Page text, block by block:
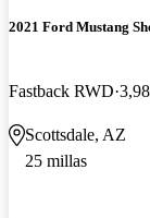
2021 Ford Mustang
Fastback RWD
Scottsdale, AZ
25 millas